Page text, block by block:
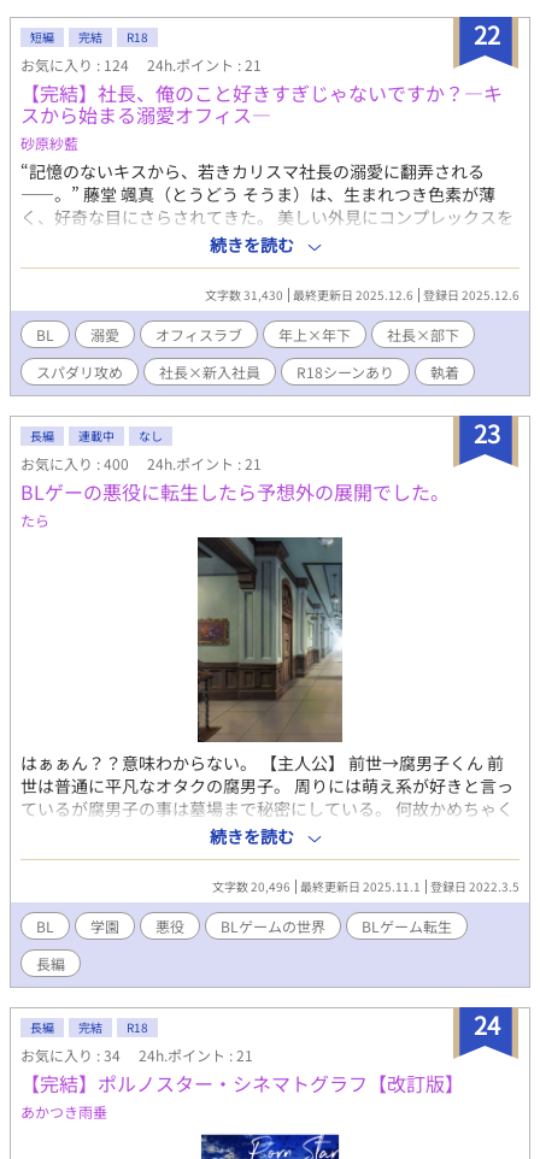
幸い、50人も子がいるとみんな何が何だか分からなくなるよう
で、離宮で大人しく引きこもって暮らしていたら、突然国が隣国
に制圧されて。 えっ？俺が欲しいの？？ 地味に隠れていたいけ
ど、オンステージになったら妥協は許せぬプロ意識。 今日も王子
に追っかけられます！ ※妖精国関連がざまあ要素でてまいりまし
た。
22
短編 完結 R18
お気に入り : 124 24h.ポイント : 21
【完結】社長、俺のこと好きすぎじゃないですか？―キ
スから始まる溺愛オフィス―
砂原紗藍
“記憶のないキスから、若きカリスマ社長の溺愛に翻弄される
――。” 藤堂 颯真（とうどう そうま）は、生まれつき色素が薄
く、好奇な目にさらされてきた。 美しい外見にコンプレックスを
抱えつつ、唯一採用してくれた企業に入社した彼は、入社二日目
の歓迎会で少し飲みすぎてしまう。 記憶が曖昧なまま帰宅したは
ずが、翌日、理由も告げられず社長室に呼び出される。 そこにい
たのは、若きカリスマ社長・黒崎 翔（くろさき しょう）。 「昨
日、俺にキスしたよね？……覚えてない？」 もちろん記憶などな
い。 けれど、昨日は確かに酔っていた――。 その日を境に、翔の
態度が一変する。 「颯真は可愛い」 「俺のそばにいればいいの
に」 オフィスではやたら距離が近く、視線も言葉も甘すぎる。 そ
して、蘇り始める“あの夜”の断片的な記憶。 キス疑惑の“真
相”も、やがて二人の関係を揺らす鍵となる――。 独占欲全開の
社長に翻弄される、新入社員・颯真。 酔った一夜が始めた、甘く
ドキドキのオフィスラブ。
続きを読む
文字数 31,430 最終更新日 2025.12.6 登録日 2025.12.6
BL 溺愛 オフィスラブ 年上×年下
社長×部下
スパダリ攻め
社長×新入社員 R18シーンあり 執着
23
長編 連載中 なし
お気に入り : 400 24h.ポイント : 21
BLゲーの悪役に転生したら予想外の展開でした。
たら
はぁぁん？？意味わからない。 【主人公】 前世→腐男子くん 前
世は普通に平凡なオタクの腐男子。 周りには萌え系が好きと言っ
ているが腐男子の事は墓場まで秘密にしている。 何故かめちゃく
ちゃハマってたBLゲームの大嫌いな悪役キャラに転生しててショ
ック。 死んだ訳では無いのに意味わからん状態。 西園寺光輝 (さ
いおんじ こうき)悪役 超大金持ち西園寺財閥、西園寺家の御曹
司。 我儘で俺様でありながら何でも完璧にこなす天才。 そのカリ
スマ性に憧れて取り巻きが沢山居る。 容姿は美しく髪は濡羽色で
瞳は宝石のアメトリン。 ヒロインが攻略キャラ達と仲が良いのが
気に食わなくて上手こと裏で虐めていた。 最終的には攻略キャラ
と攻略キャラ達に卒業パーティーで断罪されて学園を追放され
る。 ついでに西園寺財閥も悪事を暴かれて倒産した。 【君と僕と
のLove学園】(君ラブ) ストーリーとキャラデザ＆設定が神すぎる
上にボイスキャストも豪華でかなり話題になった大人気BLゲー
ム。 〜あらすじ〜 可愛い容姿をした超貧乏学生のヒロイン( ♂)が
ひょんな事から、道端で周りの人間に見て見ぬふりをされて心臓
発作で蹲ってたLove学園の学園長を助けてお礼はいらないと言っ
て立ち去った。 優しいヒロインの事が気になり勝手に調査した
続きを読む
文字数 20,496 最終更新日 2025.11.1 登録日 2022.3.5
BL 学園 悪役 BLゲームの世界
BLゲーム転生
長編
24
長編 完結 R18
お気に入り : 34 24h.ポイント : 21
【完結】ポルノスター・シネマトグラフ【改訂版】
あかつき雨垂